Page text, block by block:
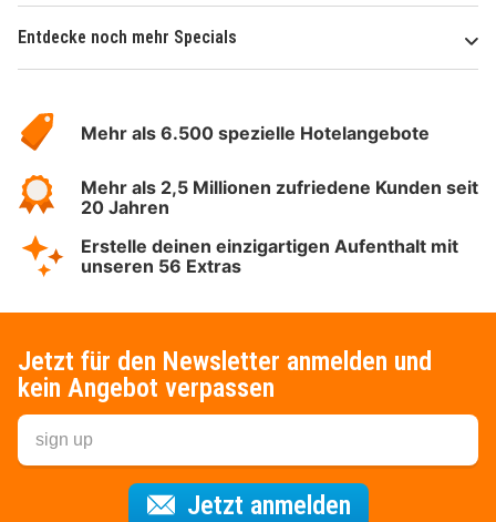
Entdecke noch mehr Specials
Hotelspecials
Mehr als 6.500 spezielle Hotelangebote
Mehr als 2,5 Millionen zufriedene Kunden seit
20 Jahren
Erstelle deinen einzigartigen Aufenthalt mit
unseren 56 Extras
Jetzt für den Newsletter anmelden und
kein Angebot verpassen
Jetzt anmeldenFür den